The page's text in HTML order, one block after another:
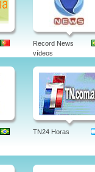
Record News
vídeos
TN24 Horas